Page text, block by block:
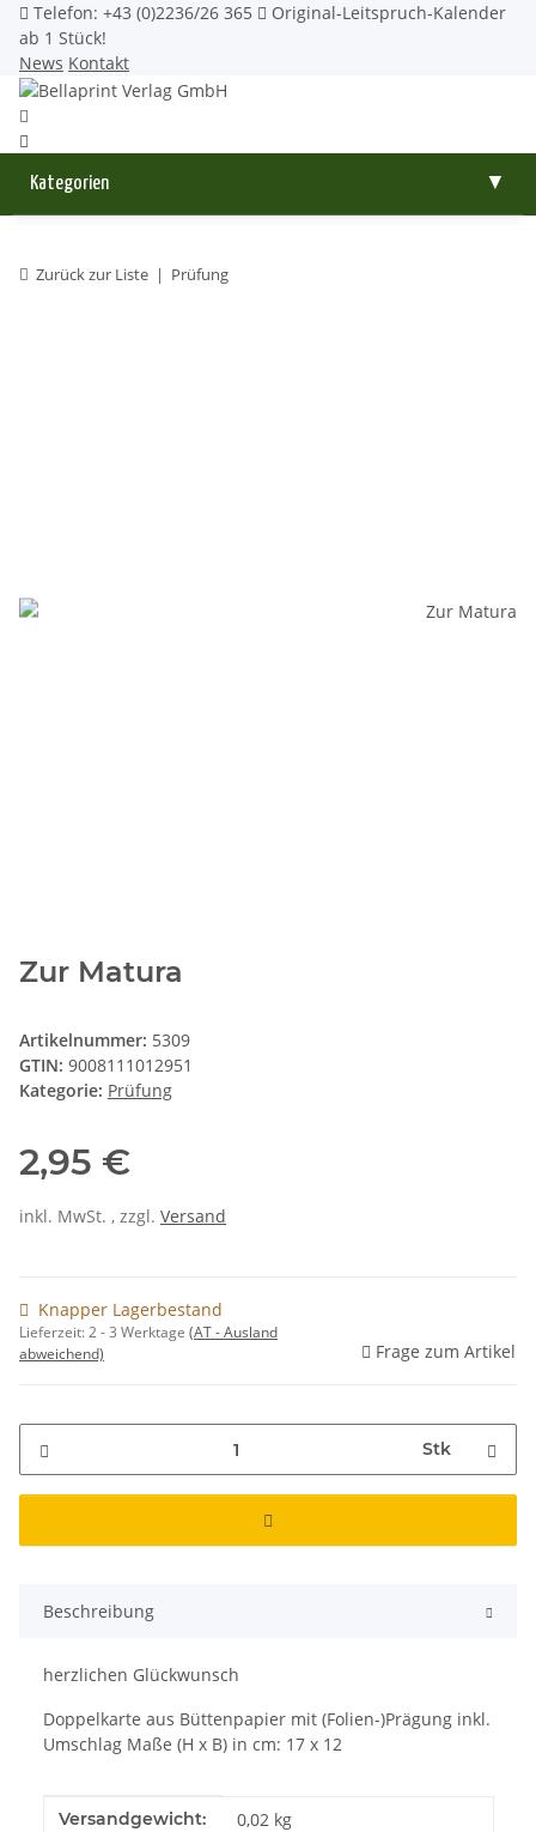
Telefon: +43 (0)2236/26 365
Original-Leitspruch-Kalender
ab 1 Stück!
News Kontakt
Kategorien ▼
Zurück zur Liste Prüfung
Zur Matura
Artikelnummer: 5309
GTIN: 9008111012951
Kategorie: Prüfung
2,95 €
inkl. MwSt. , zzgl. Versand
Knapper Lagerbestand
Lieferzeit:2 - 3 Werktage (AT - Ausland
abweichend)
Frage zum Artikel
Stk
Beschreibung
herzlichen Glückwunsch
Doppelkarte aus Büttenpapier mit (Folien-)Prägung inkl.
Umschlag Maße (H x B) in cm: 17 x 12
Produkteigenschaft
Wert
Versandgewicht: 0,02 kg